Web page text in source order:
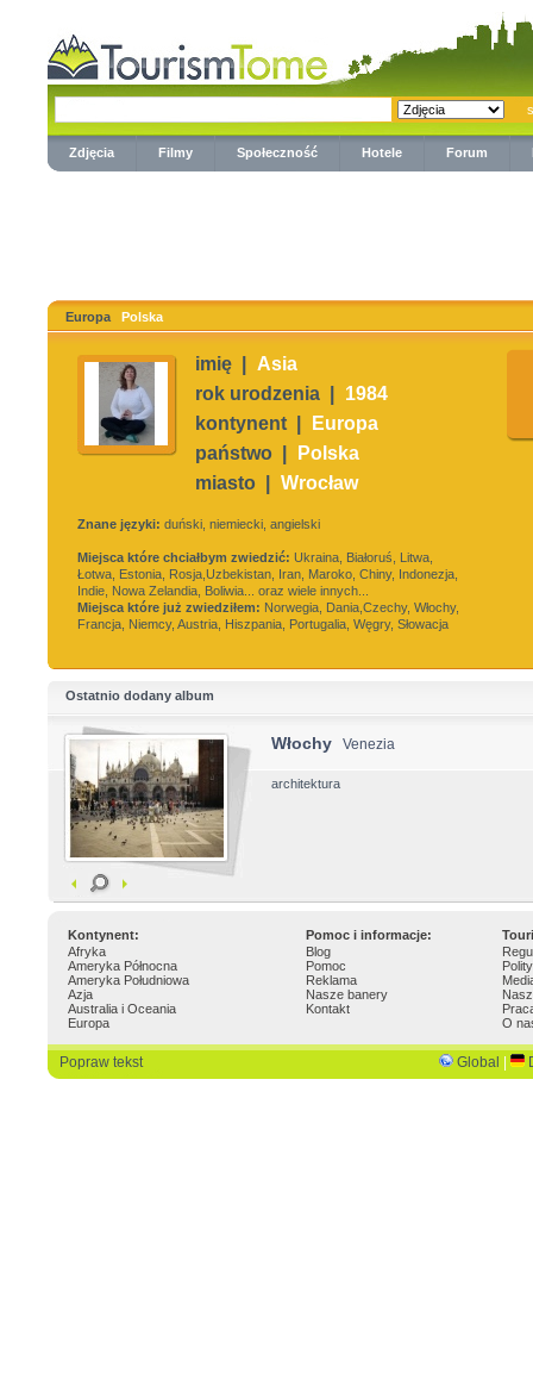
Zdjęcia Filmy Społeczność Hotele Forum
Europa Polska
imię |
Asia
rok urodzenia |
1984
kontynent |
Europa
państwo |
Polska
miasto |
Wrocław
Znane języki: duński, niemiecki, angielski
Miejsca które chciałbym zwiedzić: Ukraina, Białoruś, Litwa,
Łotwa, Estonia, Rosja,Uzbekistan, Iran, Maroko, Chiny, Indonezja,
Indie, Nowa Zelandia, Boliwia... oraz wiele innych...
Miejsca które już zwiedziłem: Norwegia, Dania,Czechy, Włochy,
Francja, Niemcy, Austria, Hiszpania, Portugalia, Węgry, Słowacja
Ostatnio dodany album
Włochy Venezia
architektura
Kontynent: Pomoc i informacje:
Afryka
Ameryka Północna
Ameryka Południowa
Azja
Australia i Oceania
Europa
Blog
Pomoc
Reklama
Nasze banery
Kontakt
O
Popraw tekst Global